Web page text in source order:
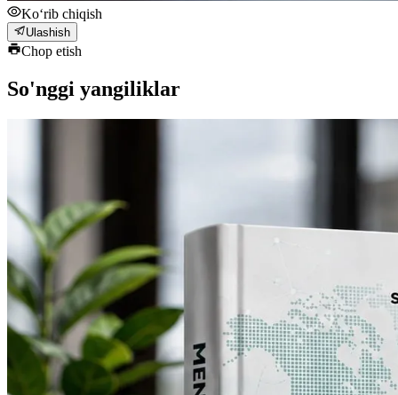
Ko‘rib chiqish
Ulashish
Chop etish
So'nggi yangiliklar